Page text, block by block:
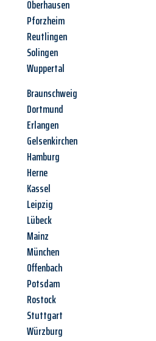
Oberhausen
Pforzheim
Reutlingen
Solingen
Wuppertal
Braunschweig
Dortmund
Erlangen
Gelsenkirchen
Hamburg
Herne
Kassel
Leipzig
Lübeck
Mainz
München
Offenbach
Potsdam
Rostock
Stuttgart
Würzburg